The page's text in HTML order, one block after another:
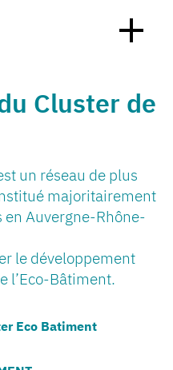
Cluster de
un réseau de plus
majoritairement
en Auvergne-Rhône-
le développement
l’Eco-Bâtiment.
Eco Batiment